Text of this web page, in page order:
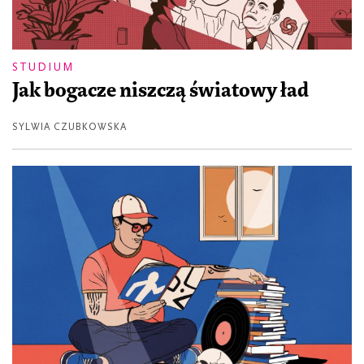
STUDIUM
Jak bogacze niszczą światowy ład
SYLWIA CZUBKOWSKA